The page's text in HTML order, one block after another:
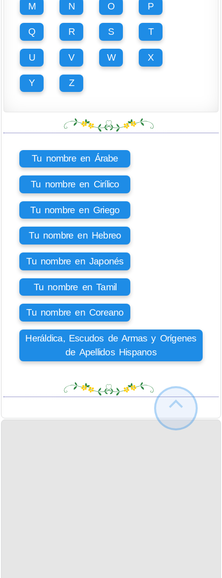
M N O P
Q R S T
U V W X
Y Z
Tu nombre en Árabe
Tu nombre en Cirílico
Tu nombre en Griego
Tu nombre en Hebreo
Tu nombre en Japonés
Tu nombre en Tamil
Tu nombre en Coreano
Heráldica, Escudos de Armas y Orígenes
de Apellidos Hispanos